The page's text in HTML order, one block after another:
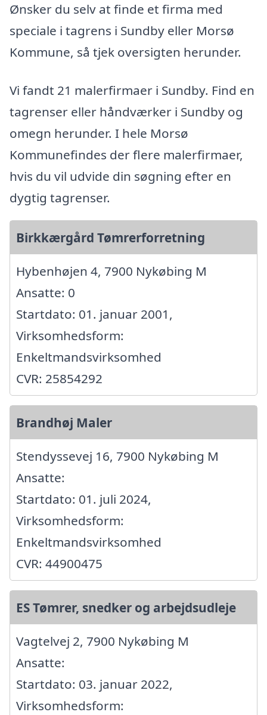
Ønsker du selv at finde et firma med
speciale i tagrens i Sundby eller Morsø
Kommune, så tjek oversigten herunder.
Vi fandt 21 malerfirmaer i Sundby. Find en
tagrenser eller håndværker i Sundby og
omegn herunder. I hele Morsø
Kommunefindes der flere malerfirmaer,
hvis du vil udvide din søgning efter en
dygtig tagrenser.
Birkkærgård Tømrerforretning
Hybenhøjen 4, 7900 Nykøbing M
Ansatte: 0
Startdato: 01. januar 2001,
Virksomhedsform:
Enkeltmandsvirksomhed
CVR: 25854292
Brandhøj Maler
Stendyssevej 16, 7900 Nykøbing M
Ansatte:
Startdato: 01. juli 2024,
Virksomhedsform:
Enkeltmandsvirksomhed
CVR: 44900475
ES Tømrer, snedker og arbejdsudleje
Vagtelvej 2, 7900 Nykøbing M
Ansatte:
Startdato: 03. januar 2022,
Virksomhedsform: